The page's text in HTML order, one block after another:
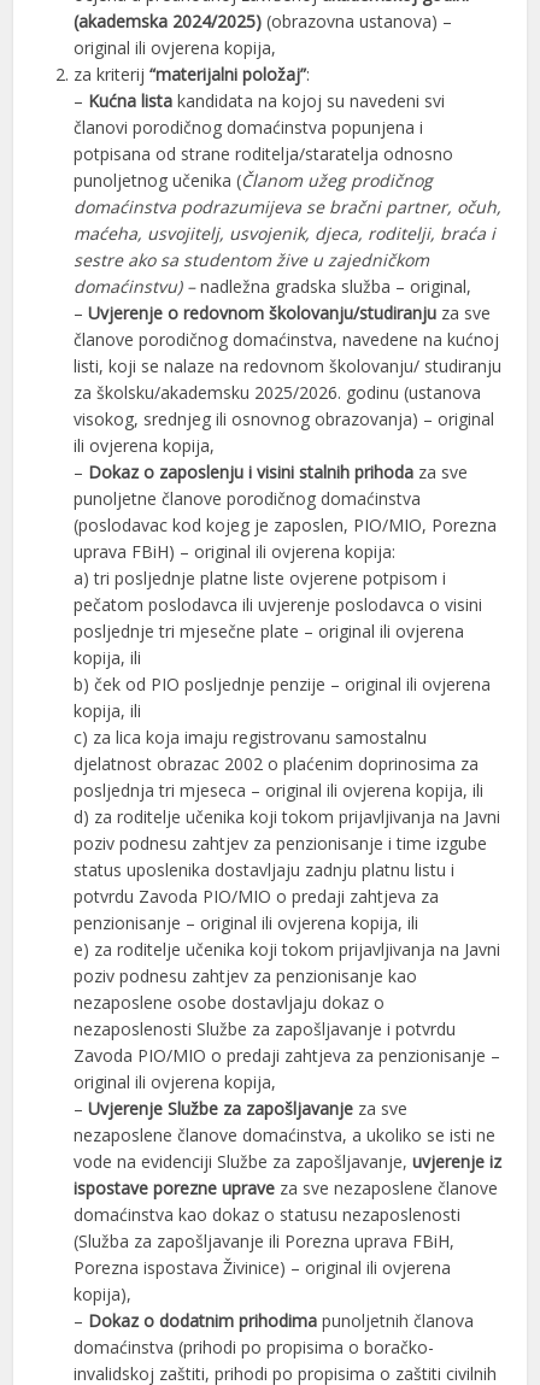
(akademska 2024/2025) (obrazovna ustanova) –
original ili ovjerena kopija,
za kriterij “materijalni položaj”:
– Kućna lista kandidata na kojoj su navedeni svi
članovi porodičnog domaćinstva popunjena i
potpisana od strane roditelja/staratelja odnosno
punoljetnog učenika (Članom užeg prodičnog
domaćinstva podrazumijeva se bračni partner, očuh,
maćeha, usvojitelj, usvojenik, djeca, roditelji, braća i
sestre ako sa studentom žive u zajedničkom
domaćinstvu) –nadležna gradska služba – original,
–Uvjerenje o redovnom školovanju/studiranju za sve
članove porodičnog domaćinstva, navedene na kućnoj
listi, koji se nalaze na redovnom školovanju/ studiranju
za školsku/akademsku 2025/2026. godinu (ustanova
visokog, srednjeg ili osnovnog obrazovanja) – original
ili ovjerena kopija,
– Dokaz o zaposlenju i visini stalnih prihoda za sve
punoljetne članove porodičnog domaćinstva
(poslodavac kod kojeg je zaposlen, PIO/MIO, Porezna
uprava FBiH) – original ili ovjerena kopija:
a) tri posljednje platne liste ovjerene potpisom i
pečatom poslodavca ili uvjerenje poslodavca o visini
posljednje tri mjesečne plate – original ili ovjerena
kopija, ili
b) ček od PIO posljednje penzije – original ili ovjerena
kopija, ili
c) za lica koja imaju registrovanu samostalnu
djelatnost obrazac 2002 o plaćenim doprinosima za
posljednja tri mjeseca – original ili ovjerena kopija, ili
d) za roditelje učenika koji tokom prijavljivanja na Javni
poziv podnesu zahtjev za penzionisanje i time izgube
status uposlenika dostavljaju zadnju platnu listu i
potvrdu Zavoda PIO/MIO o predaji zahtjeva za
penzionisanje – original ili ovjerena kopija, ili
e) za roditelje učenika koji tokom prijavljivanja na Javni
poziv podnesu zahtjev za penzionisanje kao
nezaposlene osobe dostavljaju dokaz o
nezaposlenosti Službe za zapošljavanje i potvrdu
Zavoda PIO/MIO o predaji zahtjeva za penzionisanje –
original ili ovjerena kopija,
–Uvjerenje Službe za zapošljavanje za sve
nezaposlene članove domaćinstva, a ukoliko se isti ne
vode na evidenciji Službe za zapošljavanje,uvjerenje iz
ispostave porezne uprave za sve nezaposlene članove
domaćinstva kao dokaz o statusu nezaposlenosti
(Služba za zapošljavanje ili Porezna uprava FBiH,
Porezna ispostava Živinice) – original ili ovjerena
kopija),
– Dokaz o dodatnim prihodima punoljetnih članova
domaćinstva (prihodi po propisima o boračko-
invalidskoj zaštiti, prihodi po propisima o zaštiti civilnih